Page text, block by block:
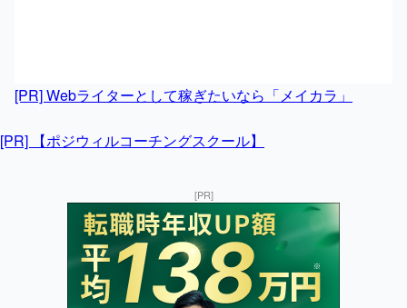
[PR] Webライターとして稼ぎたいなら「メイカラ」
[PR] 【ポジウィルコーチングスクール】
[PR]